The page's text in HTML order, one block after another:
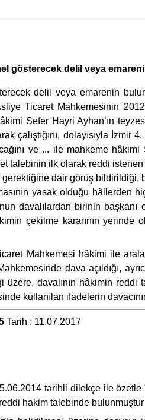
gösterecek delil veya
delil veya emarenin
Ticaret Mahkemesinin
Sefer Hayri Ayhan’ın
çalıştığını, dolayısıyla
ve ... ile mahkeme
talebinin ilk olarak reddi
dair görüş
yasak olduğu hâllerden
davalılardan birinin başkanı
çekilme kararının
Mahkemesi hâkimi ile
dava
davalının hâkimin reddi
kullanılan ifadelerin
Tarih : 11.07.2017
tarihli dilekçe ile
reddi hakim talebinde bulunmuştur